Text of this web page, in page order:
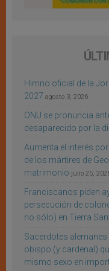
Himno oficial de la
2027 agosto 3, 2026
ONU se pronuncia
desaparecido por la
Aumenta el interés
de los mártires de
matrimonio julio 25,
Franciscanos piden
persecución de
no sólo) en Tierra
Sacerdotes
obispo (y cardenal)
mismo sexo en